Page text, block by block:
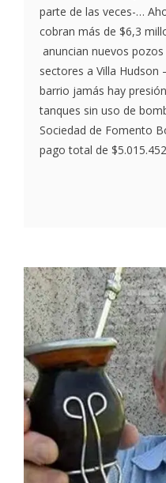
parte de las veces-…
cobran más de $6,3
anuncian nuevos
sectores a Villa Hudson
barrio jamás hay
tanques sin uso de
Sociedad de Fomento
pago total de